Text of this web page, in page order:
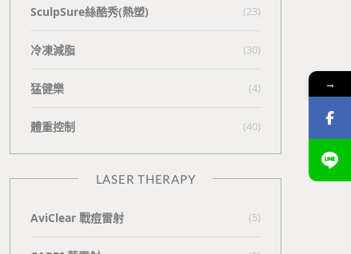
SculpSure絲酷秀(熱塑) (23)
冷凍減脂 (30)
猛健樂 (4)
體重控制 (40)
LASER THERAPY
AviClear 戰痘雷射 (5)
→